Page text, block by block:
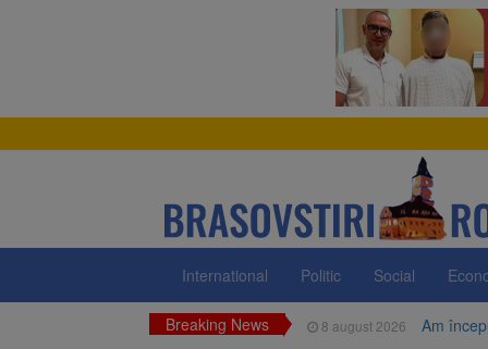
International Politic Social
Breaking News 8 august 2026 Am